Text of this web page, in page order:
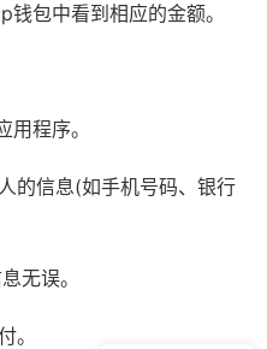
包中看到相应的金额。
程序。
的信息(如手机号码、银行
无误。
。